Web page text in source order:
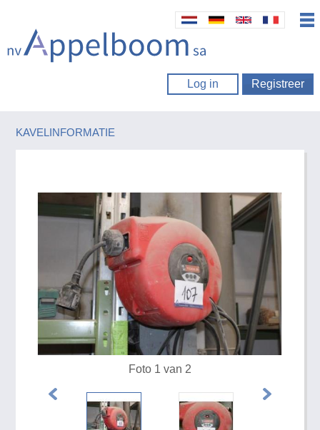
Log in Registreer
KAVELINFORMATIE
Foto 1 van 2